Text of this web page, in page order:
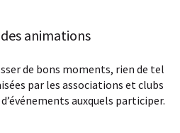
animations
de bons moments, rien de tel
par les associations et clubs
auxquels participer.